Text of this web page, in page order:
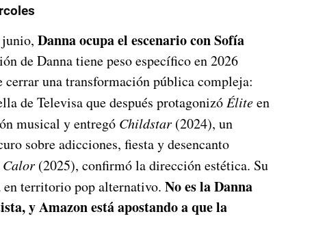
junio, Danna ocupa el escenario con Sofía
de Danna tiene peso específico en 2026
cerrar una transformación pública compleja:
de Televisa que después protagonizóÉliteen
musical y entregó Childstar (2024), un
sobre adicciones, fiesta y desencanto
Calor (2025), confirmó la dirección estética. Su
territorio pop alternativo. No es la Danna
y Amazon está apostando a que la